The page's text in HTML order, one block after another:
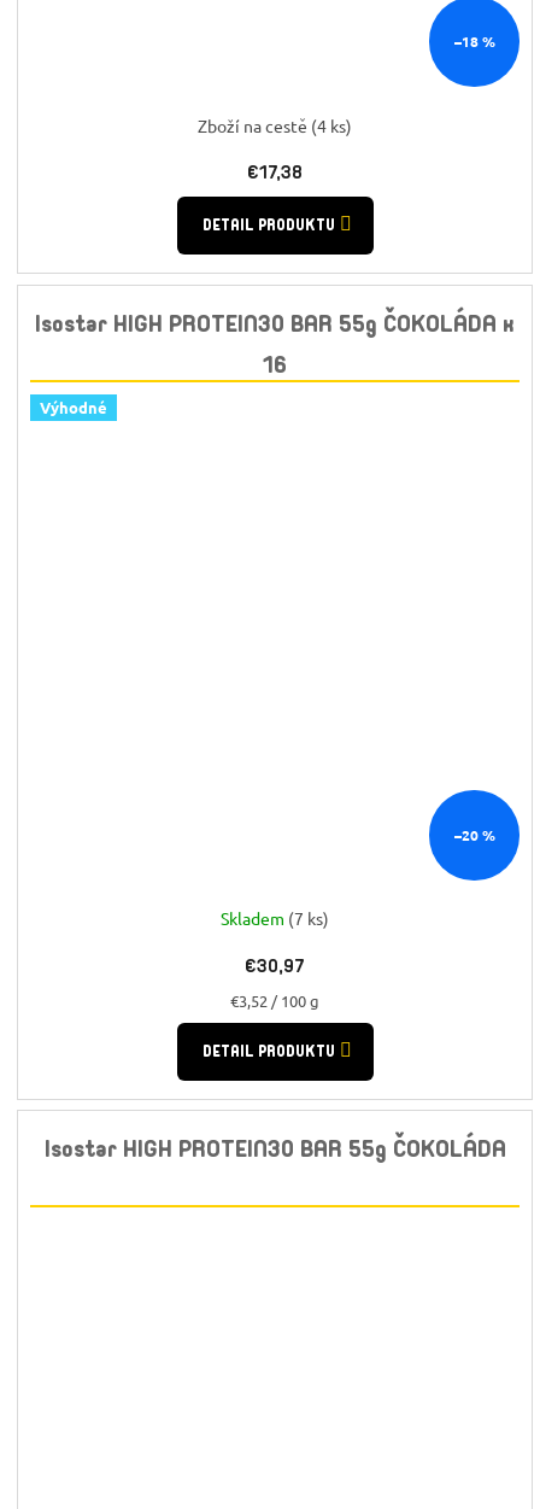
–18 %
Zboží na cestě (4 ks)
€17,38
DETAIL PRODUKTU
Isostar HIGH PROTEIN30 BAR 55g ČOKOLÁDA x
16
Výhodné
–20 %
Skladem (7 ks)
€30,97
Jednotková
cena:
€3,52 / 100 g
DETAIL PRODUKTU
Isostar HIGH PROTEIN30 BAR 55g ČOKOLÁDA